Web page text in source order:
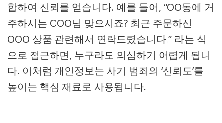
합하여 신뢰를 얻습니다. 예를 들어, “OO동에 거
주하시는 OOO님 맞으시죠? 최근 주문하신
OOO 상품 관련해서 연락드렸습니다.” 라는 식
으로 접근하면, 누구라도 의심하기 어렵게 됩니
다. 이처럼 개인정보는 사기 범죄의 ‘신뢰도’를
높이는 핵심 재료로 사용됩니다.